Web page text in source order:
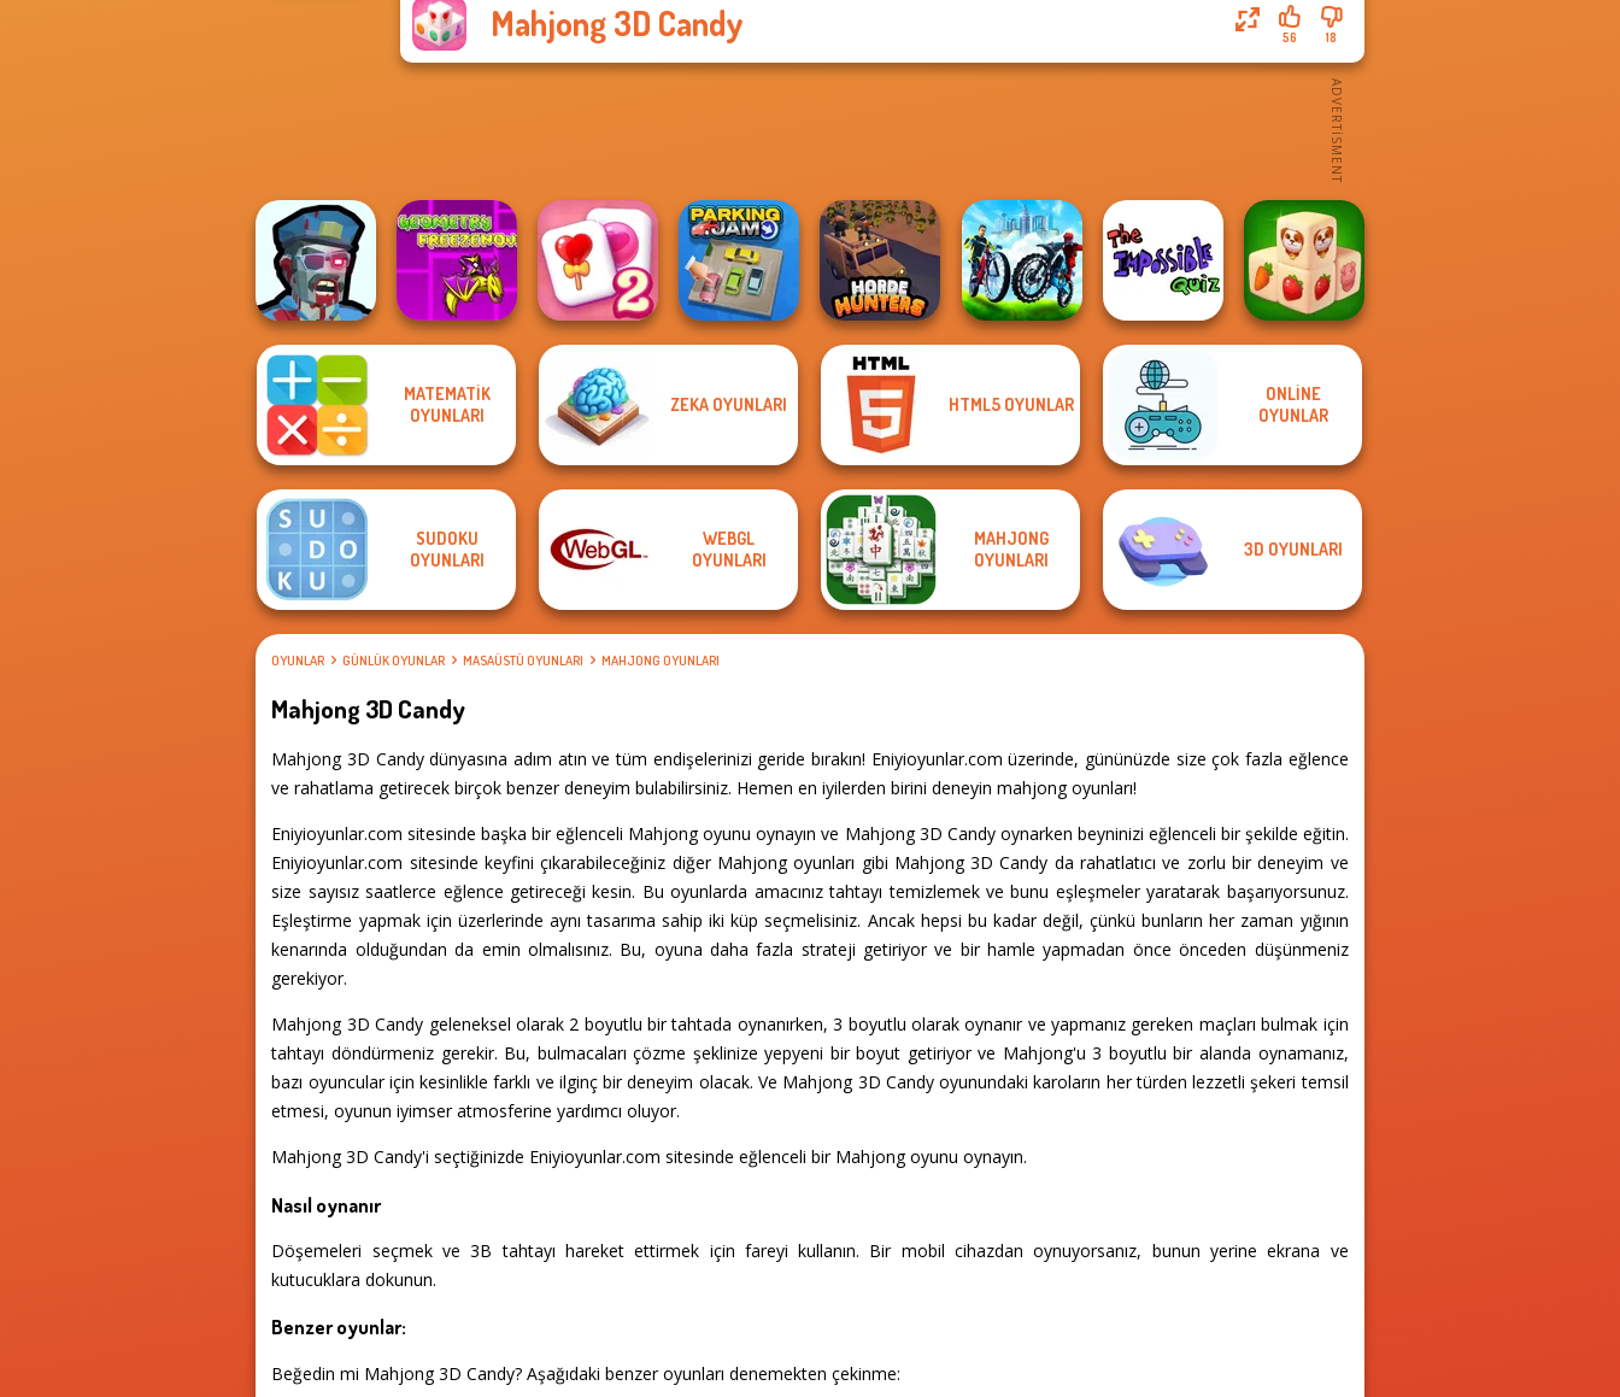
Mahjong 3D Candy 18
56
Zombies
Shooter
Geometry Dash:
FreezeNova
Game
Solitaire
Mahjong Candy 2
Horde Hunters
City Bike Racing
The Impossible
Quiz Classic
Farm Mahjong
3D
MATEMATIK
OYUNLARI
ZEKA OYUNLARI HTML5 OYUNLAR
ONLINE
OYUNLAR
SUDOKU
OYUNLARI
WEBGL
OYUNLARI
MAHJONG
OYUNLARI
3D OYUNLARI
OYUNLAR GÜNLÜK OYUNLAR MASAÜSTÜ OYUNLARI MAHJONG OYUNLARI
Mahjong 3D Candy
Mahjong 3D Candy dünyasına adım atın ve tüm endişelerinizi geride bırakın! Eniyioyunlar.com üzerinde, gününüzde size çok fazla eğlence
ve rahatlama getirecek birçok benzer deneyim bulabilirsiniz. Hemen en iyilerden birini deneyin mahjong oyunları!
Eniyioyunlar.com sitesinde başka bir eğlenceli Mahjong oyunu oynayın ve Mahjong 3D Candy oynarken beyninizi eğlenceli bir şekilde eğitin.
Eniyioyunlar.com sitesinde keyfini çıkarabileceğiniz diğer Mahjong oyunları gibi Mahjong 3D Candy da rahatlatıcı ve zorlu bir deneyim ve
size sayısız saatlerce eğlence getireceği kesin. Bu oyunlarda amacınız tahtayı temizlemek ve bunu eşleşmeler yaratarak başarıyorsunuz.
Eşleştirme yapmak için üzerlerinde aynı tasarıma sahip iki küp seçmelisiniz. Ancak hepsi bu kadar değil, çünkü bunların her zaman yığının
kenarında olduğundan da emin olmalısınız. Bu, oyuna daha fazla strateji getiriyor ve bir hamle yapmadan önce önceden düşünmeniz
gerekiyor.
Mahjong 3D Candy geleneksel olarak 2 boyutlu bir tahtada oynanırken, 3 boyutlu olarak oynanır ve yapmanız gereken maçları bulmak için
tahtayı döndürmeniz gerekir. Bu, bulmacaları çözme şeklinize yepyeni bir boyut getiriyor ve Mahjong'u 3 boyutlu bir alanda oynamanız,
bazı oyuncular için kesinlikle farklı ve ilginç bir deneyim olacak. Ve Mahjong 3D Candy oyunundaki karoların her türden lezzetli şekeri temsil
etmesi, oyunun iyimser atmosferine yardımcı oluyor.
Mahjong 3D Candy'i seçtiğinizde Eniyioyunlar.com sitesinde eğlenceli bir Mahjong oyunu oynayın.
Nasıl oynanır
Döşemeleri seçmek ve 3B tahtayı hareket ettirmek için fareyi kullanın. Bir mobil cihazdan oynuyorsanız, bunun yerine ekrana ve
kutucuklara dokunun.
Benzer oyunlar:
Beğedin mi Mahjong 3D Candy? Aşağıdaki benzer oyunları denemekten çekinme: